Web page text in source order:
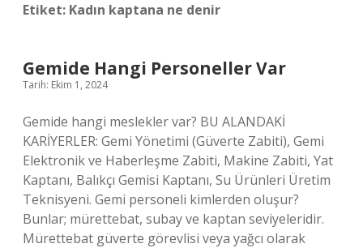
Etiket: Kadın kaptana ne denir
Gemide Hangi Personeller Var
Tarih: Ekim 1, 2024
Gemide hangi meslekler var? BU ALANDAKİ
KARİYERLER: Gemi Yönetimi (Güverte Zabiti), Gemi
Elektronik ve Haberleşme Zabiti, Makine Zabiti, Yat
Kaptanı, Balıkçı Gemisi Kaptanı, Su Ürünleri Üretim
Teknisyeni. Gemi personeli kimlerden oluşur?
Bunlar; mürettebat, subay ve kaptan seviyeleridir.
Mürettebat güverte görevlisi veya yağcı olarak